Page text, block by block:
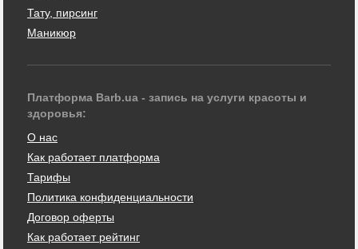
Тату, пирсинг
Маникюр
Платформа Barb.ua - запись на услуги красоты и
здоровья:
О нас
Как работает платформа
Тарифы
Политика конфиденциальности
Договор оферты
Как работает рейтинг